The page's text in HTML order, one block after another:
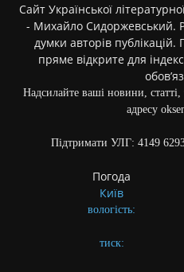
Сайт Української
- Михайло Сидоржевський.
думки авторів
пряме відкрите для
Надсилайте ваші новини,
адресу
Підтримати УЛГ: 4149
Погода
Київ
вологість:
тиск: